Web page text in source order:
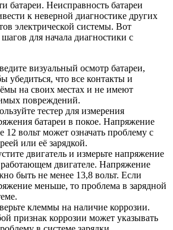
батареи. Неисправность батареи
к неверной диагностике других
электрической системы. Вот
шагов для начала диагностики с
визуальный осмотр батареи,
убедиться, что все контакты и
на своих местах и не имеют
повреждений.
тестер для измерения
батареи в покое. Напряжение
12 вольт может означать проблему с
или её зарядкой.
двигатель и измерьте напряжение
двигателе. Напряжение
быть не менее 13,8 вольт. Если
меньше, то проблема в зарядной
клеммы на наличие коррозии.
признак коррозии может указывать